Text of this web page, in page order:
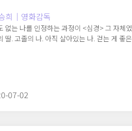
희｜영화감독
없는 나를 인정하는 과정이 <심경> 그 자체
딸. 고졸의 나. 아직 살아있는 나. 걷는 게 좋
07-02